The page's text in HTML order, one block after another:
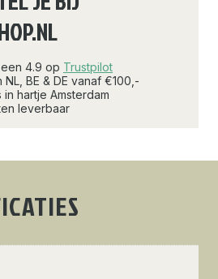
4.9 op Trustpilot
BE & DE vanaf €100,-
hartje Amsterdam
leverbaar